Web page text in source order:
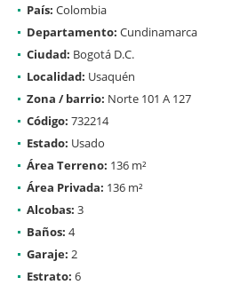
País: Colombia
Departamento: Cundinamarca
Ciudad: Bogotá D.C.
Localidad: Usaquén
Zona / barrio: Norte 101 A 127
Código: 732214
Estado: Usado
Área Terreno: 136 m²
Área Privada: 136 m²
Alcobas: 3
Baños: 4
Garaje: 2
Estrato: 6